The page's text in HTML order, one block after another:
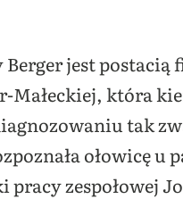
jest
Małeckiej, która
tak
ołowicę
pracy